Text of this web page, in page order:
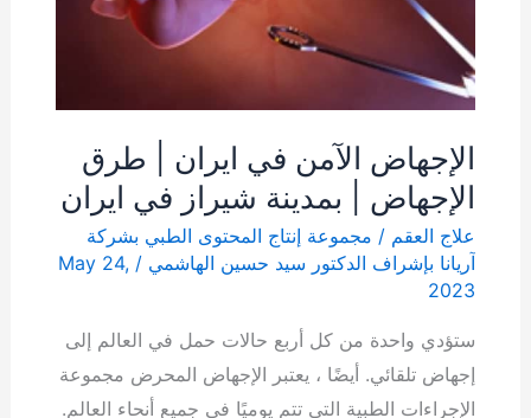
الإجهاض الآمن في ايران | طرق
الإجهاض | بمدينة شيراز في ايران
علاج العقم / مجموعة إنتاج المحتوى الطبي بشركة
آریانا بإشراف الدكتور سيد حسين الهاشمي/
May 24,
2023
ستؤدي واحدة من كل أربع حالات حمل في العالم إلى
إجهاض تلقائي. أيضًا ، يعتبر الإجهاض المحرض مجموعة
الإجراءات الطبية التي تتم يوميًا في جميع أنحاء العالم.
الإجهاض
|
بمدينة
في
ايران